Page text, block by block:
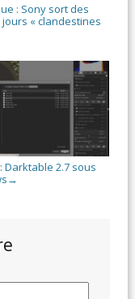
: Sony sort des
« clandestines
Darktable 2.7 sous
→